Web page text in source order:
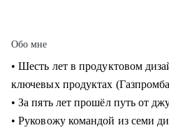
Обо мне
• Шесть лет в продуктовом
ключевых продуктах
• За пять лет прошёл путь от
• Руковожу командой из семи